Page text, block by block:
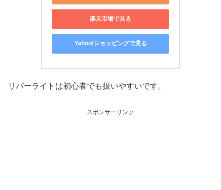
楽天市場で見る
Yahoo!ショッピングで見る
リバーライトは初心者でも扱いやすいです。
スポンサーリンク